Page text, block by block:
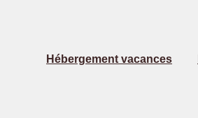
Hébergement vacances